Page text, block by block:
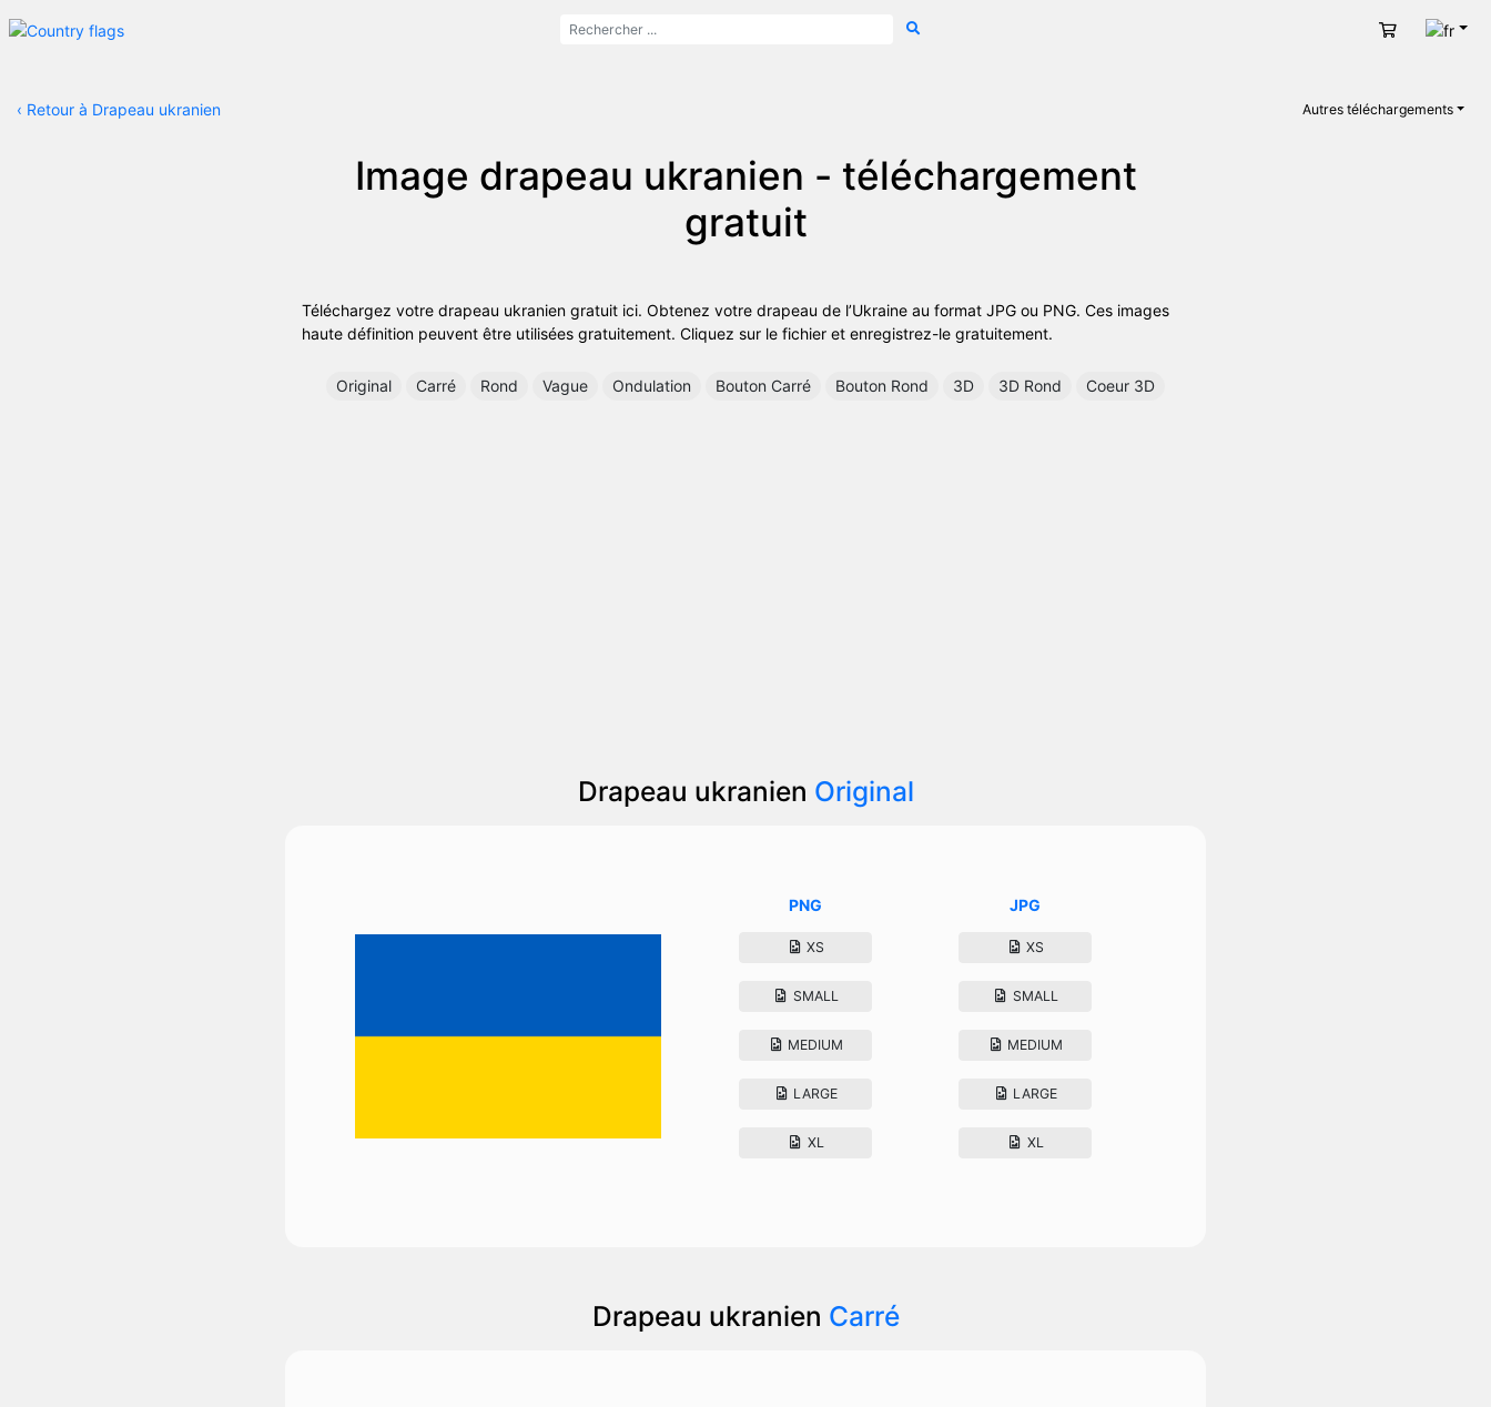
Panier
‹ Retour à Drapeau ukranien Autres téléchargements
Image drapeau ukranien - téléchargement
gratuit
Téléchargez votre drapeau ukranien gratuit ici. Obtenez votre drapeau de l’Ukraine au format JPG ou PNG. Ces images
haute définition peuvent être utilisées gratuitement. Cliquez sur le fichier et enregistrez-le gratuitement.
Original Carré Rond Vague Ondulation Bouton Carré Bouton Rond 3D 3D Rond Coeur 3D
Drapeau ukranien Original
PNG
XS
SMALL
MEDIUM
LARGE
XL
JPG
XS
SMALL
MEDIUM
LARGE
XL
Drapeau ukranien Carré